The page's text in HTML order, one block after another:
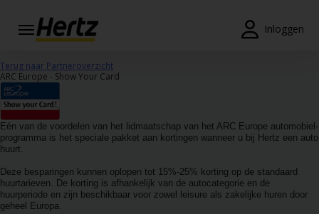
Inloggen
Menu
Reserveringen
Locaties
aanbiedingen
Join /
Terug naar Partneroverzicht
ARC Europe - Show Your Card
Eén van de voordelen van het lidmaatschap van het ARC Europe automobiel-
programma is het speciale pakket aan kortingen wanneer u bij Hertz een auto
huurt.
Deze besparingen kunnen oplopen tot 15%-25% korting op de standaard
huurtarieven. De korting is afhankelijk van de autocategorie en de
huurperiode en zijn beschikbaar voor zowel leisure als zakelijke huren door
geheel Europa.